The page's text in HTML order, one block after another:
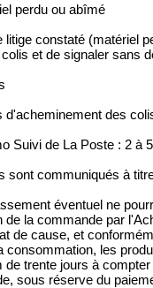
perdu ou abîmé
litige constaté (matériel
et de signaler sans
d'acheminement des
Suivi de La Poste : 2 à
sont communiqués à
éventuel ne
de la commande par
de cause, et
consommation, les
de trente jours à
sous réserve du